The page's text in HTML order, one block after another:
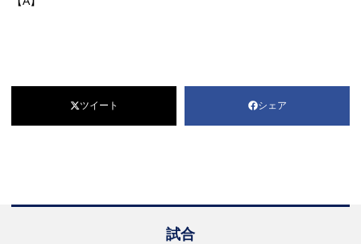
ツイート シェア
試合